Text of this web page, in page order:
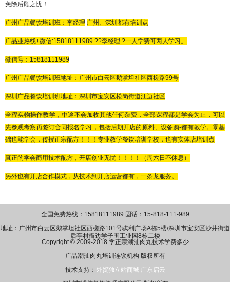
免除后顾之忧！
广州广品餐饮培训班：李经理 广州、深圳都有培训点
广品业热线+微信:15818111989 ??李经理 ?一人学费可两人学习。
微信号： 15818111989
广州广品餐饮培训班地址：广州市白云区鹅掌坦社区西槎路99号
深圳广品餐饮培训班地址：深圳市宝安区松岗街道江边社区
全程实物操作教学，中途不会加收其他任何杂费，全部课程都是学会为止，可以
先参观考察再签订合同报名学习，包括后期开店的原料、设备购-都有教学。零基
础也能学会，传授正宗配方！！！专业教学餐饮培训学校，也有实体店培训点
真正的学会商用技术配方，开店创业无忧！！！！（周六日不休息）
另外也有开店合作模式，从技术到开店运营都有，一条龙服务。
全国免费热线：15818111989 固话：15-818-111-989
地址：广州市白云区鹅掌坦社区西槎路101号骐利广场A栋5楼/深圳市宝安区沙井街道
后亭村衙边学子围工业园8栋二楼
Copyright © 2009-2018 学正宗潮汕肉丸技术学费多少
广品潮汕肉丸培训连锁机构 版权所有
技术支持： 外贸独立站商城 广东启云